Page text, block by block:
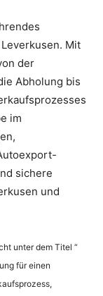
Mit
der
Abholung bis
im
sichere
und
unter dem Titel “
für einen